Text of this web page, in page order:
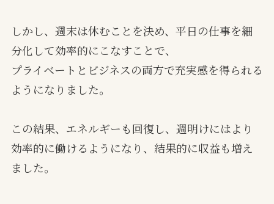
しかし、週末は休むことを決め、平日の仕事を細
分化して効率的にこなすことで、
プライベートとビジネスの両方で充実感を得られる
ようになりました。
この結果、エネルギーも回復し、週明けにはより
効率的に働けるようになり、結果的に収益も増え
ました。